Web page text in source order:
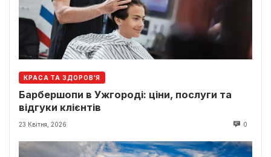
КРАСА ТА ЗДОРОВ'Я
Барбершопи в Ужгороді: ціни, послуги та
відгуки клієнтів
23 Квітня, 2026 0